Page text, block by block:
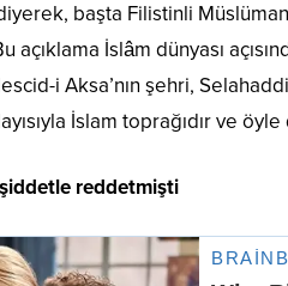
başta Filistinli
İslâm dünyası
i Aksa’nın şehri,
İslam toprağıdır ve
reddetmişti